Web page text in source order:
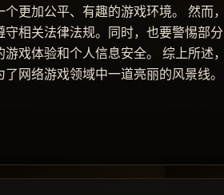
更加公平、有趣的游戏环境。 然而
相关法律法规。同时，也要警惕部
戏体验和个人信息安全。 综上所述
网络游戏领域中一道亮丽的风景线